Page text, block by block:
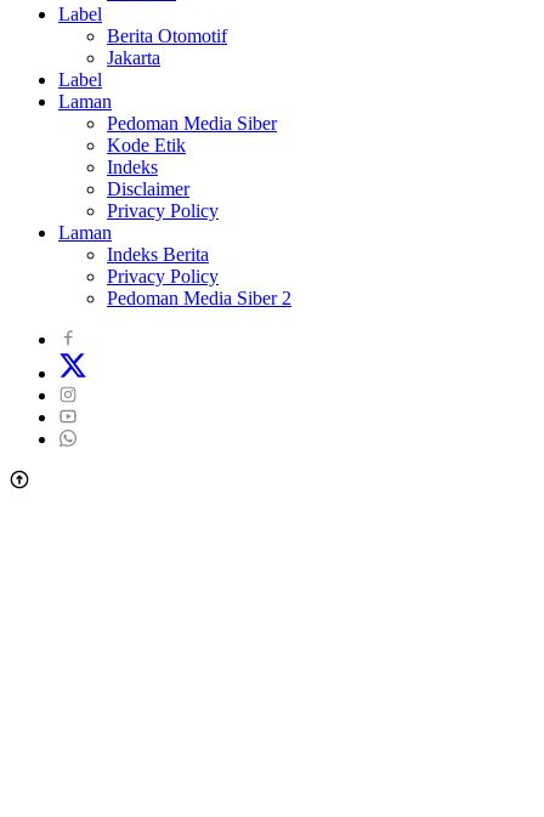
Label
Berita Otomotif
Jakarta
Label
Laman
Pedoman Media Siber
Kode Etik
Indeks
Disclaimer
Privacy Policy
Laman
Indeks Berita
Privacy Policy
Pedoman Media Siber 2